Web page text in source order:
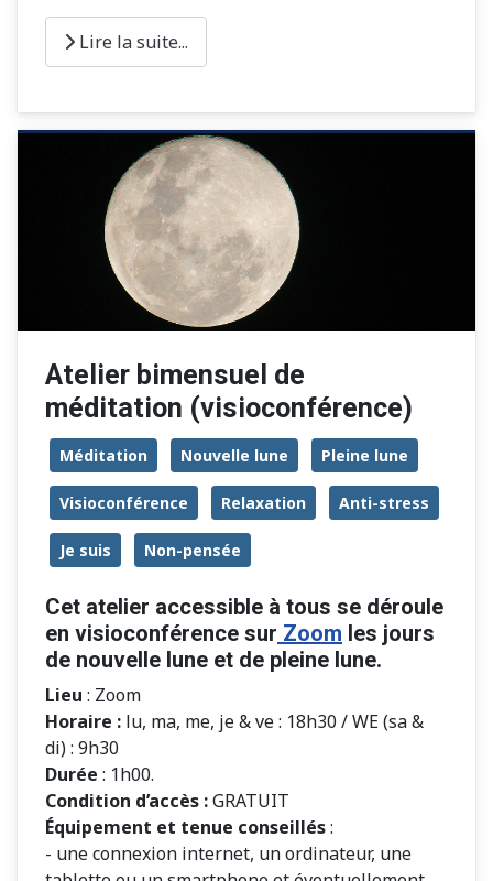
Lire la suite...
Atelier bimensuel de
méditation (visioconférence)
Méditation Nouvelle lune Pleine lune
Visioconférence Relaxation Anti-stress
Je suis Non-pensée
Cet atelier accessible à tous se déroule
en visioconférence sur Zoom les jours
de nouvelle lune et de pleine lune.
Lieu : Zoom
Horaire : lu, ma, me, je & ve : 18h30 / WE (sa &
di) : 9h30
Durée : 1h00.
Condition d’accès :GRATUIT
Équipement et tenue conseillés:
- une connexion internet, un ordinateur, une